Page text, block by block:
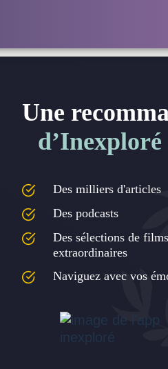
Une
Des milliers d'articles
Des podcasts
Des sélections de
extraordinaires
Naviguez avec vos